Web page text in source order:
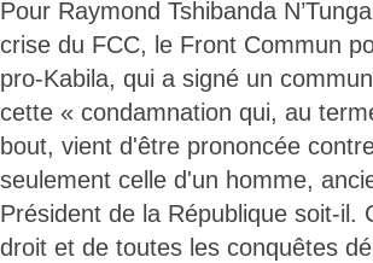
Pour Raymond Tshibanda
crise du FCC, le Front Commun
pro-Kabila, qui a signé un
cette « condamnation qui, au
bout, vient d'être prononcée
seulement celle d'un homme,
Président de la République soit-
droit et de toutes les conquêtes